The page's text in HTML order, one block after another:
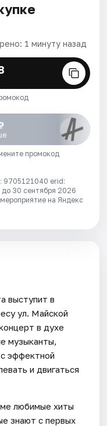
1 минуту назад
промокод
erid:
до 30 сентября 2026
на Яндекс
выступит в
ул. Майской
в духе
музыканты,
эффектной
и двигаться
любимые хиты
знают с первых